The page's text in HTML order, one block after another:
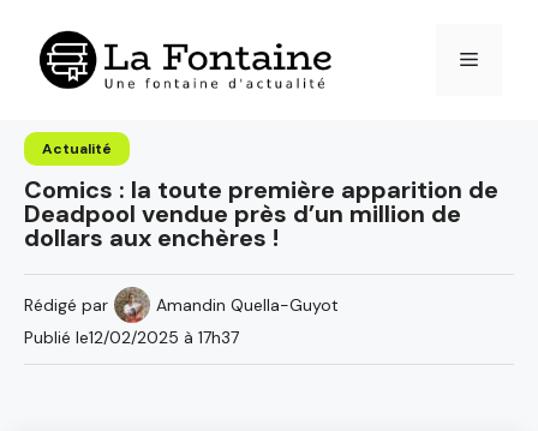
contenu
Menu
Actualité
Comics : la toute première apparition de
Deadpool vendue près d’un million de
dollars aux enchères !
Rédigé par
Amandin Quella-Guyot
Publié le12/02/2025 à 17h37